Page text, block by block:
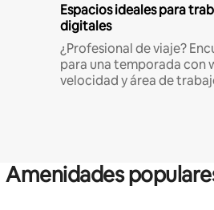
Espacios ideales para
digitales
¿Profesional de viaje?
para una temporada con
velocidad y área de
Amenidades